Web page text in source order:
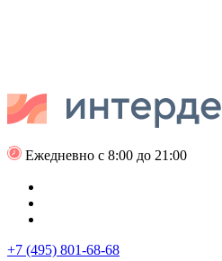
Ежедневно с 8:00 до 21:00
+7 (495) 801-68-68